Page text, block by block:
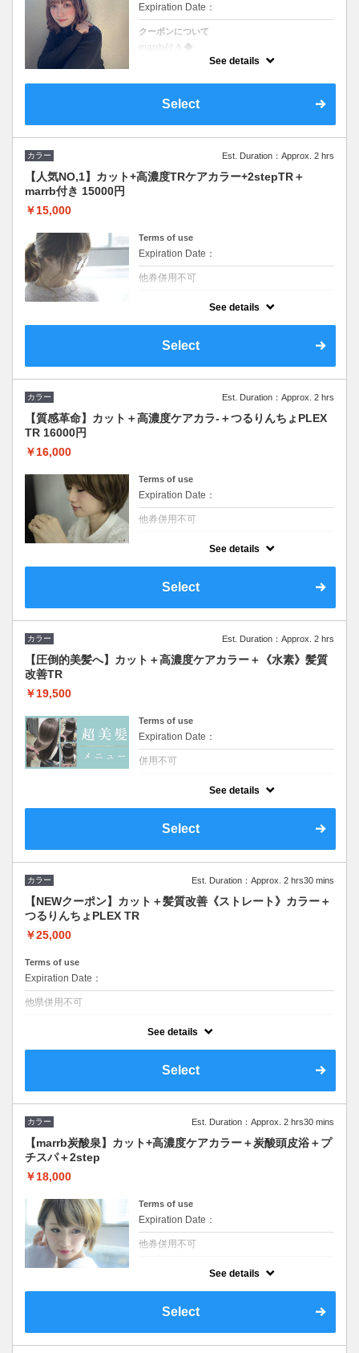
Expiration Date：
クーポンについて
marrb付き◆
シャンプー・ブロー込◆
アディクシーカラー対応（オーガニックカラ
ー、イルミナカラー不可）
See details
Select
カラー Est. Duration：Approx. 2 hrs
【人気NO,1】カット+高濃度TRケアカラー+2stepTR＋
marrb付き 15000円
￥15,000
Terms of use
Expiration Date：
他券併用不可
接混ぜる高濃度ケアをカラー剤に直接入れて
全体カラーを致します。そのため通常のカラ
ーより髪に優しく透明感が溢れます。シャン
See details
Select
カラー Est. Duration：Approx. 2 hrs
【質感革命】カット＋高濃度ケアカラ-＋つるりんちょPLEX
TR 16000円
￥16,000
Terms of use
Expiration Date：
他券併用不可
の高濃度ケアカラーと話題のつるりんちょシ
ステムトリートメントで内部と外部をとって
もお得にWトリートメント。
See details
Select
カラー Est. Duration：Approx. 2 hrs
【圧倒的美髪へ】カット＋高濃度ケアカラー＋《水素》髪質
改善TR
￥19,500
Terms of use
Expiration Date：
併用不可
ナ対応可。ロング料金なし。水素を髪へ浸透
させカラーやパーマなどで髪内部に蓄積され
ている悪玉活性酸素を除去し水分量を上げ素
See details
Select
カラー Est. Duration：Approx. 2 hrs30 mins
【NEWクーポン】カット＋髪質改善《ストレート》カラー＋
つるりんちょPLEX TR
￥25,000
Terms of use
Expiration Date：
他県併用不可
いという方にオススメ！！カラーの前に還元剤を使ってまとまりよくし
てからカラーと髪質改善、さらにつるりんちょPLEX TRを
See details
Select
カラー Est. Duration：Approx. 2 hrs30 mins
【marrb炭酸泉】カット+高濃度ケアカラー＋炭酸頭皮浴＋プ
チスパ＋2step
￥18,000
Terms of use
Expiration Date：
他券併用不可
混ぜて施術。marbb高濃度炭酸泉を使用した
循環システム炭酸頭皮浴とプチスパで髪の毛
と頭皮の汚れ、香りを除去してリラックス◆
See details
Select